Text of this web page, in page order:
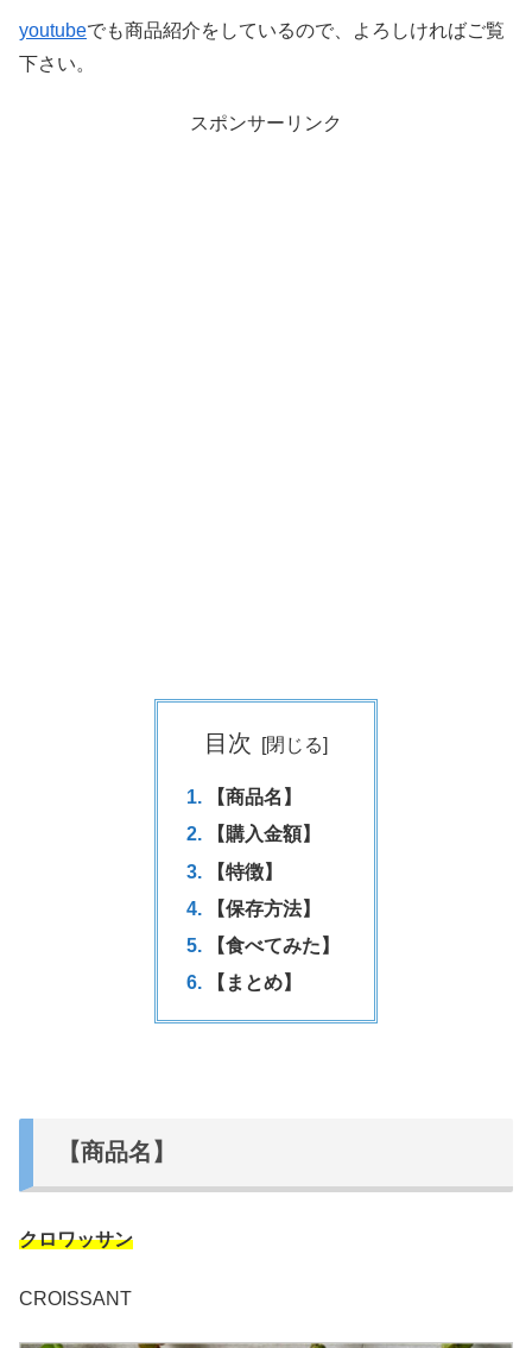
youtubeでも商品紹介をしているので、よろしければご覧
下さい。
スポンサーリンク
目次
【商品名】
【購入金額】
【特徴】
【保存方法】
【食べてみた】
【まとめ】
【商品名】
クロワッサン
CROISSANT